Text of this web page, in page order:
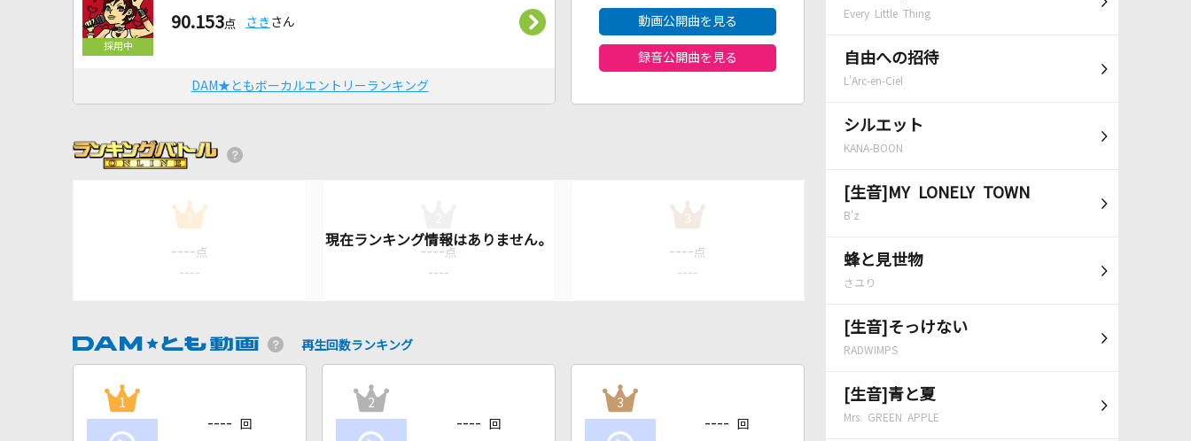
Every Little Thing
自由への招待
L'Arc-en-Ciel
シルエット
KANA-BOON
[生音]MY LONELY TOWN
B'z
蜂と見世物
さユり
[生音]そっけない
RADWIMPS
[生音]青と夏
Mrs. GREEN APPLE
90.153点 さき さん
DAM★ともボーカルエントリーランキング
動画公開曲を見る
録音公開曲を見る
1
---- 点
----
---- 点
----
3
---- 点
----
再生回数ランキング
1
---- 回
2
---- 回
3
---- 回